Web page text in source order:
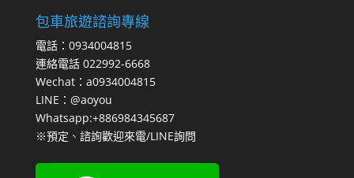
包車旅遊諮詢專線
電話：0934004815
連絡電話 022992-6668
Wechat：a0934004815
LINE：@aoyou
Whatsapp:+886984345687
※預定、諮詢歡迎來電/LINE詢問